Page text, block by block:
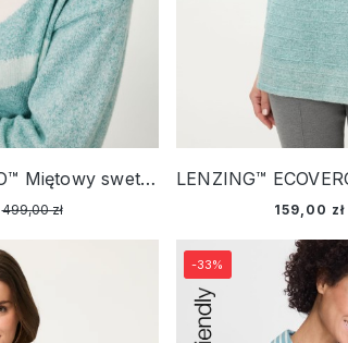
LENZING™ ECOVERO™ Miętowy sweter damski Cora z geometrycznym wzorem – Soft Vibes
499,00 zł 159,00 zł
-33%